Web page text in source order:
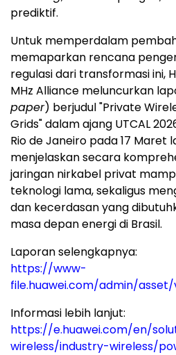
prediktif.
Untuk memperdalam
memaparkan rencana
regulasi dari transformasi ini,
MHz Alliance meluncurkan
paper) berjudul "Private
Grids" dalam ajang UTCAL
Rio de Janeiro pada 17 Maret
menjelaskan secara
jaringan nirkabel privat
teknologi lama, sekaligus
dan kecerdasan yang
masa depan energi di Brasil.
Laporan selengkapnya:
https://www-
file.huawei.com/admin/
Informasi lebih lanjut:
https://e.huawei.com/en/
wireless/industry-wireless/